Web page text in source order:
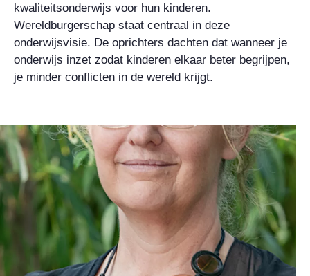
kwaliteitsonderwijs voor hun kinderen.
Wereldburgerschap staat centraal in deze
onderwijsvisie. De oprichters dachten dat wanneer je
onderwijs inzet zodat kinderen elkaar beter begrijpen,
je minder conflicten in de wereld krijgt.